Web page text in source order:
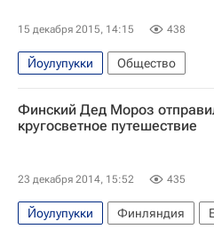
15 декабря 2015, 14:15 438
Йоулупукки
Общество
Ленинградская область
Ленинградская область
Дед
Финский Дед Мороз
кругосветное путешествие
23 декабря 2014, 15:52 435
Йоулупукки Финляндия